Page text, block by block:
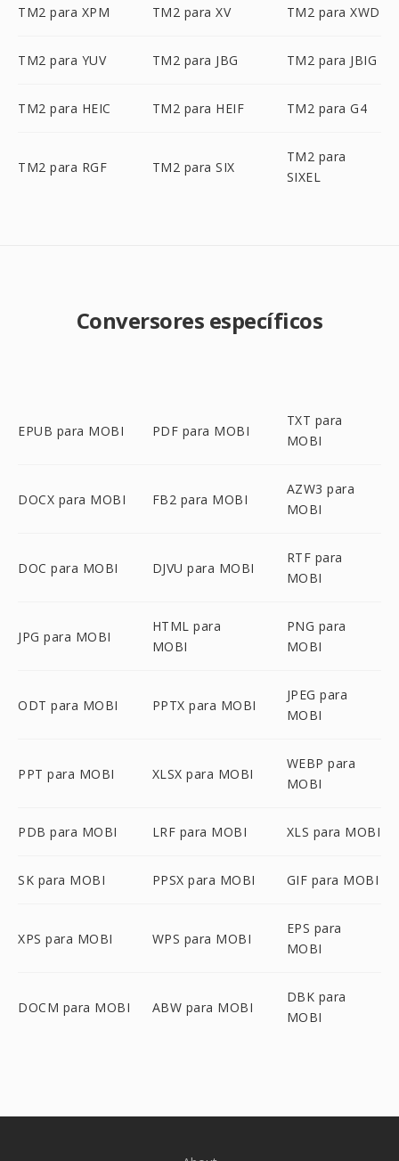
TM2 para XPM TM2 para XV TM2 para XWD
TM2 para YUV TM2 para JBG TM2 para JBIG
TM2 para HEIC TM2 para HEIF TM2 para G4
TM2 para RGF TM2 para SIX
TM2 para
SIXEL
Conversores específicos
EPUB para MOBI PDF para MOBI
TXT para
MOBI
DOCX para MOBI FB2 para MOBI
AZW3 para
MOBI
DOC para MOBI DJVU para MOBI
RTF para
MOBI
JPG para MOBI
HTML para
MOBI
PNG para
MOBI
ODT para MOBI PPTX para MOBI
JPEG para
MOBI
PPT para MOBI XLSX para MOBI
WEBP para
MOBI
PDB para MOBI LRF para MOBI XLS para MOBI
SK para MOBI PPSX para MOBI GIF para MOBI
XPS para MOBI WPS para MOBI
EPS para
MOBI
DOCM para MOBI ABW para MOBI
DBK para
MOBI